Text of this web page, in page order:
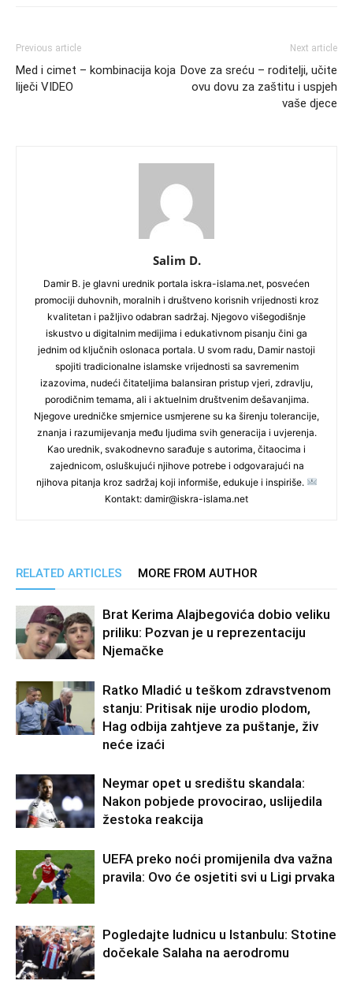
Previous article
Med i cimet – kombinacija koja
liječi VIDEO
Next article
Dove za sreću – roditelji, učite
ovu dovu za zaštitu i uspjeh
vaše djece
Salim D.
Damir B. je glavni urednik portala iskra-islama.net, posvećen
promociji duhovnih, moralnih i društveno korisnih vrijednosti kroz
kvalitetan i pažljivo odabran sadržaj. Njegovo višegodišnje
iskustvo u digitalnim medijima i edukativnom pisanju čini ga
jednim od ključnih oslonaca portala. U svom radu, Damir nastoji
spojiti tradicionalne islamske vrijednosti sa savremenim
izazovima, nudeći čitateljima balansiran pristup vjeri, zdravlju,
porodičnim temama, ali i aktuelnim društvenim dešavanjima.
Njegove uredničke smjernice usmjerene su ka širenju tolerancije,
znanja i razumijevanja među ljudima svih generacija i uvjerenja.
Kao urednik, svakodnevno sarađuje s autorima, čitaocima i
zajednicom, osluškujući njihove potrebe i odgovarajući na
njihova pitanja kroz sadržaj koji informiše, edukuje i inspiriše.
Kontakt: damir@iskra-islama.net
RELATED ARTICLES MORE FROM AUTHOR
Brat Kerima Alajbegovića dobio veliku
priliku: Pozvan je u reprezentaciju
Njemačke
Ratko Mladić u teškom zdravstvenom
stanju: Pritisak nije urodio plodom,
Hag odbija zahtjeve za puštanje, živ
neće izaći
Neymar opet u središtu skandala:
Nakon pobjede provocirao, uslijedila
žestoka reakcija
UEFA preko noći promijenila dva važna
pravila: Ovo će osjetiti svi u Ligi prvaka
Pogledajte ludnicu u Istanbulu: Stotine
dočekale Salaha na aerodromu